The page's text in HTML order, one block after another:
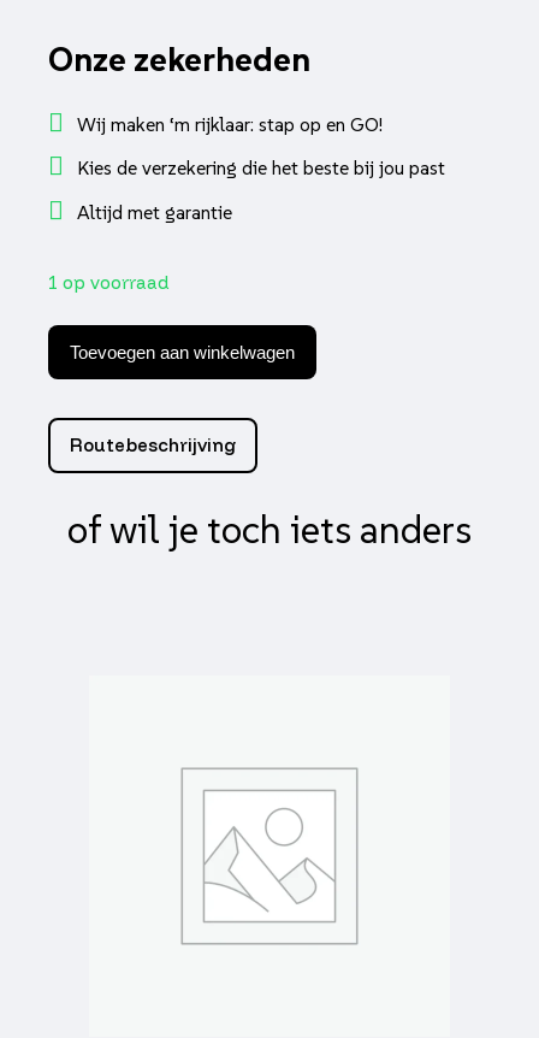
Onze zekerheden
Wij maken ‘m rijklaar: stap op en GO!
Kies de verzekering die het beste bij jou past
Altijd met garantie
1 op voorraad
B506
Intergraal
XXL
Toevoegen aan winkelwagen
Routebeschrijving
of wil je toch iets anders